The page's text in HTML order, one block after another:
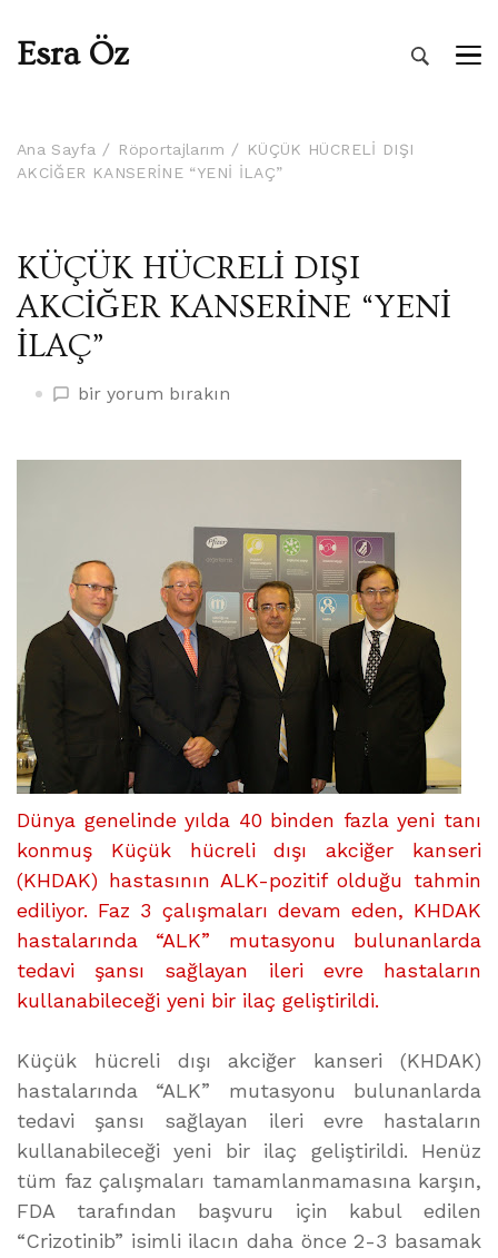
Esra Öz
Ana Sayfa Röportajlarım
KÜÇÜK HÜCRELİ DIŞI
AKCİĞER KANSERİNE “YENİ İLAÇ”
KÜÇÜK HÜCRELİ DIŞI
AKCİĞER KANSERİNE “YENİ
İLAÇ”
KÜÇÜK
üzerine
bir yorum bırakın
Dünya genelinde yılda 40 binden fazla yeni tanı
konmuş Küçük hücreli dışı akciğer kanseri
(KHDAK) hastasının ALK-pozitif olduğu tahmin
ediliyor. Faz 3 çalışmaları devam eden, KHDAK
hastalarında “ALK” mutasyonu bulunanlarda
tedavi şansı sağlayan ileri evre hastaların
kullanabileceği yeni bir ilaç geliştirildi.
Küçük hücreli dışı akciğer kanseri (KHDAK)
hastalarında “ALK” mutasyonu bulunanlarda
tedavi şansı sağlayan ileri evre hastaların
kullanabileceği yeni bir ilaç geliştirildi. Henüz
tüm faz çalışmaları tamamlanmamasına karşın,
FDA tarafından başvuru için kabul edilen
“Crizotinib” isimli ilacın daha önce 2-3 basamak